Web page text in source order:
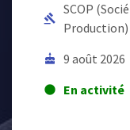
gavel
SCOP
Production)
cake 9 août 2026
lens En activité